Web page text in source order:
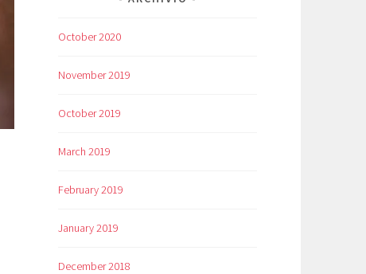
October 2020
November 2019
October 2019
March 2019
February 2019
January 2019
December 2018